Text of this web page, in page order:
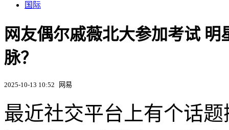
国际
网友偶尔戚薇北大参加考试
脉？
2025-10-13 10:52 网易
最近社交平台上有个话